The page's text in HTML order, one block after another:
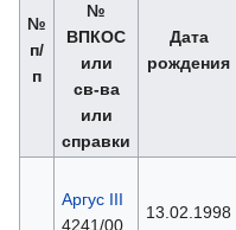
№
п/
п
№
ВПКОС
или
св-ва
или
справки
Дата
рождения
Аргус III
4241/00
13.02.1998